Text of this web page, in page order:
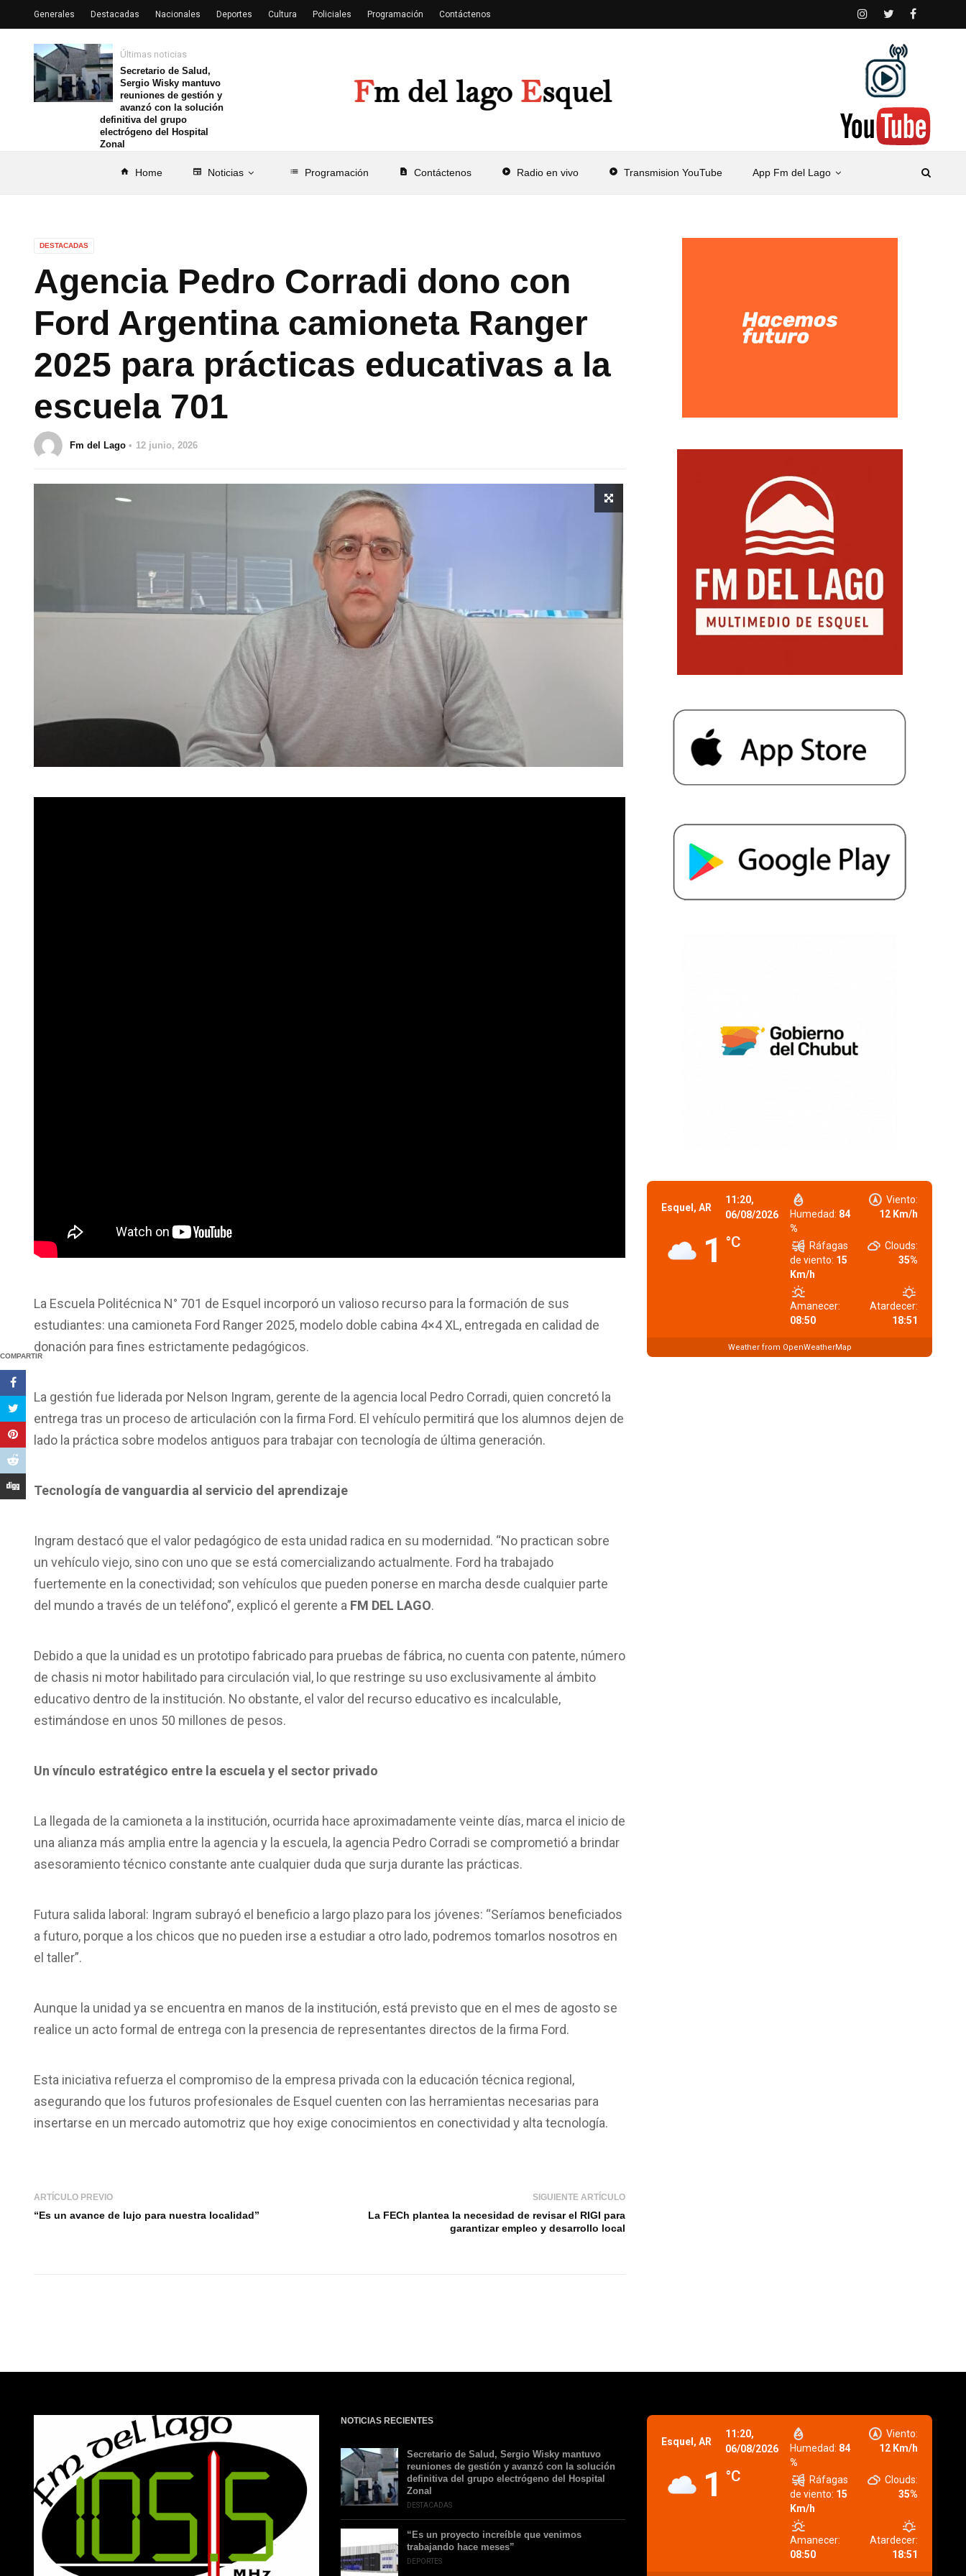
home Home newspaper Noticias list Programación contact_page Contáctenos play_circle Radio en vivo play_circle Transmision YouTube App Fm del Lago
Últimas noticias
Secretario de Salud,
Sergio Wisky mantuvo
reuniones de gestión y
avanzó con la solución
definitiva del grupo
electrógeno del Hospital
Zonal
Generales Destacadas Nacionales Deportes Cultura Policiales Programación Contáctenos
DESTACADAS
Agencia Pedro Corradi dono con
Ford Argentina camioneta Ranger
2025 para prácticas educativas a la
escuela 701
Fm del Lago 12 junio, 2026
COMPARTIR
La Escuela Politécnica N° 701 de Esquel incorporó un valioso recurso para la formación de sus
estudiantes: una camioneta Ford Ranger 2025, modelo doble cabina 4×4 XL, entregada en calidad de
donación para fines estrictamente pedagógicos.
La gestión fue liderada por Nelson Ingram, gerente de la agencia local Pedro Corradi, quien concretó la
entrega tras un proceso de articulación con la firma Ford. El vehículo permitirá que los alumnos dejen de
lado la práctica sobre modelos antiguos para trabajar con tecnología de última generación.
Tecnología de vanguardia al servicio del aprendizaje
Ingram destacó que el valor pedagógico de esta unidad radica en su modernidad. “No practican sobre
un vehículo viejo, sino con uno que se está comercializando actualmente. Ford ha trabajado
fuertemente en la conectividad; son vehículos que pueden ponerse en marcha desde cualquier parte
del mundo a través de un teléfono”, explicó el gerente a FM DEL LAGO.
Debido a que la unidad es un prototipo fabricado para pruebas de fábrica, no cuenta con patente, número
de chasis ni motor habilitado para circulación vial, lo que restringe su uso exclusivamente al ámbito
educativo dentro de la institución. No obstante, el valor del recurso educativo es incalculable,
estimándose en unos 50 millones de pesos.
Un vínculo estratégico entre la escuela y el sector privado
La llegada de la camioneta a la institución, ocurrida hace aproximadamente veinte días, marca el inicio de
una alianza más amplia entre la agencia y la escuela, la agencia Pedro Corradi se comprometió a brindar
asesoramiento técnico constante ante cualquier duda que surja durante las prácticas.
Futura salida laboral: Ingram subrayó el beneficio a largo plazo para los jóvenes: “Seríamos beneficiados
a futuro, porque a los chicos que no pueden irse a estudiar a otro lado, podremos tomarlos nosotros en
el taller”.
Aunque la unidad ya se encuentra en manos de la institución, está previsto que en el mes de agosto se
realice un acto formal de entrega con la presencia de representantes directos de la firma Ford.
Esta iniciativa refuerza el compromiso de la empresa privada con la educación técnica regional,
asegurando que los futuros profesionales de Esquel cuenten con las herramientas necesarias para
insertarse en un mercado automotriz que hoy exige conocimientos en conectividad y alta tecnología.
ARTÍCULO PREVIO
“Es un avance de lujo para nuestra localidad”
SIGUIENTE ARTÍCULO
La FECh plantea la necesidad de revisar el RIGI para
garantizar empleo y desarrollo local
Esquel, AR
11:20,
06/08/2026
1 °C
Humedad: 84
%
Viento:
12 Km/h
Ráfagas
de viento: 15
Km/h
Clouds:
35%
Amanecer:
08:50
Atardecer:
18:51
Weather from OpenWeatherMap
NOTICIAS RECIENTES
Secretario de Salud, Sergio Wisky mantuvo
reuniones de gestión y avanzó con la solución
definitiva del grupo electrógeno del Hospital
Zonal
DESTACADAS
“Es un proyecto increíble que venimos
trabajando hace meses”
DEPORTES
Esquel, AR
11:20,
06/08/2026
1 °C
Humedad: 84
%
Viento:
12 Km/h
Ráfagas
de viento: 15
Km/h
Clouds:
35%
Amanecer:
08:50
Atardecer:
18:51